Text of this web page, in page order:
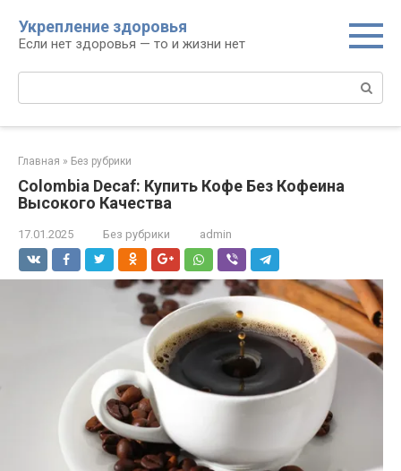
контенту
Укрепление здоровья
Если нет здоровья — то и жизни нет
Поиск:
Главная » Без рубрики
Colombia Decaf: Купить Кофе Без Кофеина
Высокого Качества
17.01.2025 Без рубрики admin